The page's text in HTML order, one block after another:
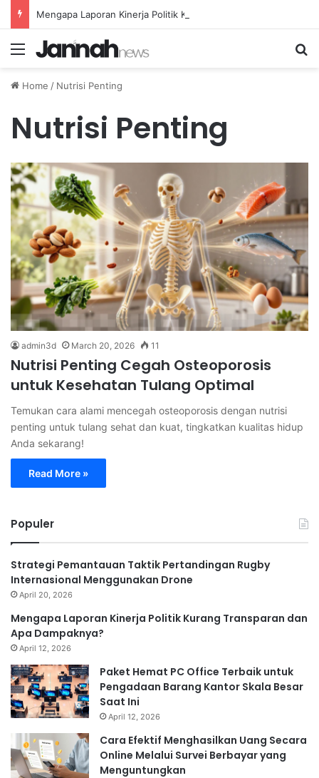
Menu
Home / Nutrisi Penting
Nutrisi Penting
admin3d March 20, 2026 11
Nutrisi Penting Cegah Osteoporosis
untuk Kesehatan Tulang Optimal
Temukan cara alami mencegah osteoporosis dengan nutrisi
penting untuk tulang sehat dan kuat, tingkatkan kualitas hidup
Anda sekarang!
Read More »
Populer
Strategi Pemantauan Taktik Pertandingan Rugby
Internasional Menggunakan Drone
April 20, 2026
Mengapa Laporan Kinerja Politik Kurang Transparan dan
Apa Dampaknya?
April 12, 2026
Paket Hemat PC Office Terbaik untuk
Pengadaan Barang Kantor Skala Besar
Saat Ini
April 12, 2026
Cara Efektif Menghasilkan Uang Secara
Online Melalui Survei Berbayar yang
Menguntungkan